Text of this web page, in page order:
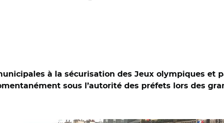
à la sécurisation des Jeux olympiques et
sous l’autorité des préfets lors des